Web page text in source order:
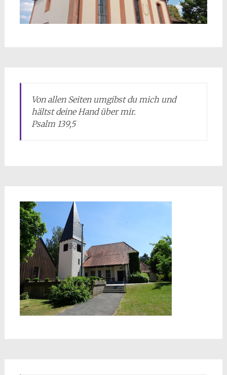
Von allen Seiten umgibst du mich und
hältst deine Hand über mir.
Psalm 139,5